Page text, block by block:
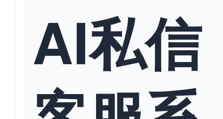
AI私信